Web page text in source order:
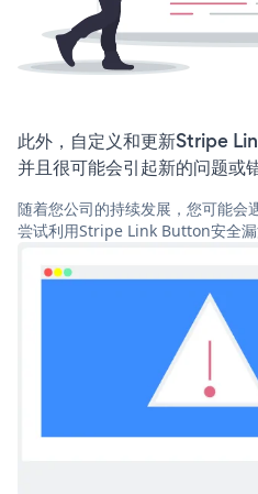
此外，自定义和更新Stripe
并且很可能会引起新的问题或错
随着您公司的持续发展，您可能会
尝试利用Stripe Link Button安全漏